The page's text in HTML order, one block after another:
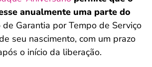
anualmente uma parte do
Garantia por Tempo de Serviço
seu nascimento, com um prazo
o início da liberação.